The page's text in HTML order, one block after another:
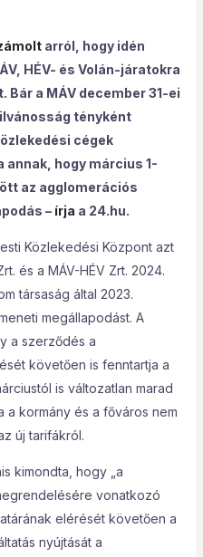
arról, hogy idén
HÉV- és Volán-járatokra
Bár a MÁV december 31-ei
tényként
cégek
hogy március 1-
az agglomerációs
– írja a 24.hu.
Közlekedési Központ azt
és a MÁV-HÉV Zrt. 2024.
társaság által 2023.
megállapodást. A
a szerződés a
követően is fenntartja a
is változatlan marad
a kormány és a főváros nem
új tarifákról.
kimondta, hogy „a
vonatkozó
elérését követően a
nyújtását a